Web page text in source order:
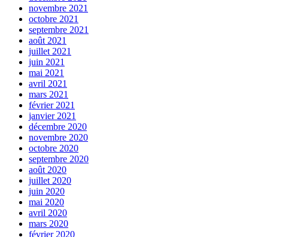
novembre 2021
octobre 2021
septembre 2021
août 2021
juillet 2021
juin 2021
mai 2021
avril 2021
mars 2021
février 2021
janvier 2021
décembre 2020
novembre 2020
octobre 2020
septembre 2020
août 2020
juillet 2020
juin 2020
mai 2020
avril 2020
mars 2020
février 2020